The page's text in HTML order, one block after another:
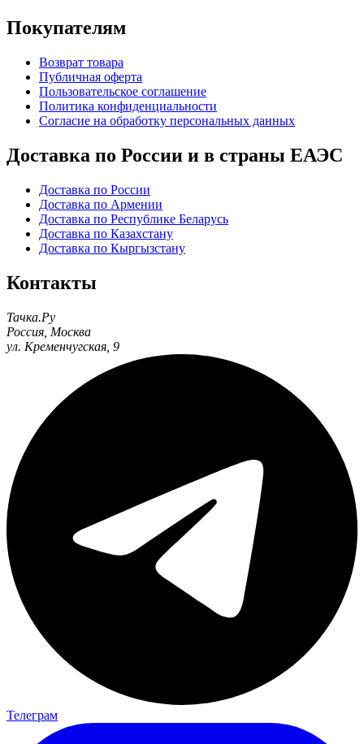
Покупателям
Возврат товара
Публичная оферта
Пользовательское соглашение
Политика конфиденциальности
Согласие на обработку персональных данных
Доставка по России и в страны ЕАЭС
Доставка по России
Доставка по Армении
Доставка по Республике Беларусь
Доставка по Казахстану
Доставка по Кыргызстану
Контакты
Тачка.Ру
Россия Москва
ул. Кременчугская, 9
Телеграм